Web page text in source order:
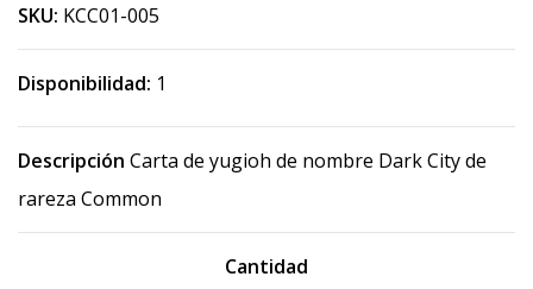
SKU: KCC01-005
Disponibilidad: 1
Descripción Carta de yugioh de nombre Dark City de
rareza Common
Cantidad